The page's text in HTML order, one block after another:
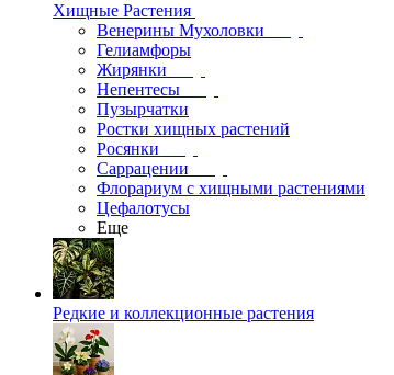
Хищные Растения
Венерины Мухоловки
Гелиамфоры
Жирянки
Непентесы
Пузырчатки
Ростки хищных растений
Росянки
Саррацении
Флорариум с хищными растениями
Цефалотусы
Еще
Редкие и коллекционные растения